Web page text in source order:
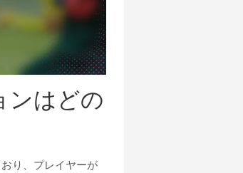
ンはどの
り、プレイヤーが